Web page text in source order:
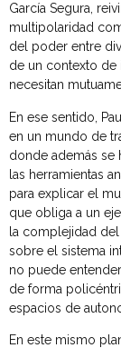
García Segura,
multipolaridad
del poder entre
de un contexto
necesitan
En ese sentido,
en un mundo de
donde además se
las herramientas
para explicar el
que obliga a un
la complejidad
sobre el sistema
no puede
de forma
espacios de
En este mismo